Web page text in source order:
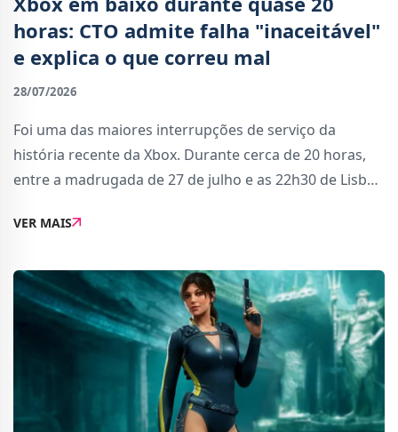
horas: CTO admite falha "inaceitável"
e explica o que correu mal
28/07/2026
Foi uma das maiores interrupções de serviço da
história recente da Xbox. Durante cerca de 20 horas,
entre a madrugada de 27 de julho e as 22h30 de Lisboa
acesso aos serviços da plataforma: não
VER MAIS